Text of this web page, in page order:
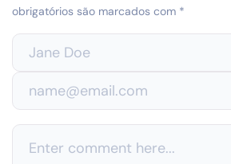
obrigatórios são marcados com *